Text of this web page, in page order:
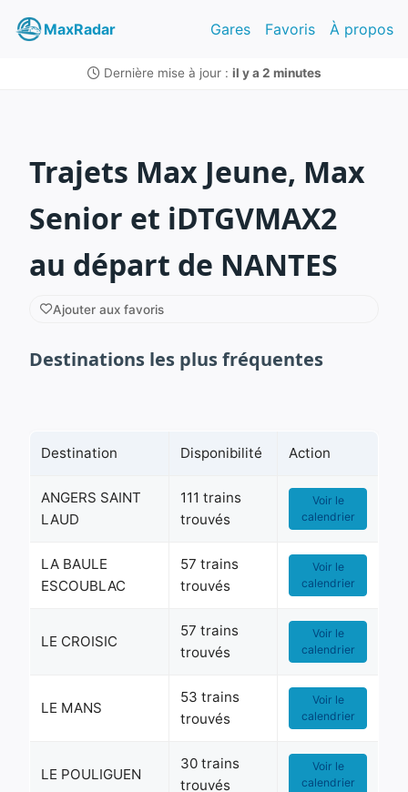
MaxRadar Gares Favoris À propos
Dernière mise à jour : il y a 2 minutes
Trajets Max Jeune, Max
Senior et iDTGVMAX2
au départ de NANTES
Ajouter aux favoris
Destinations les plus fréquentes
Destination Disponibilité Action
ANGERS SAINT
LAUD
111 trains
trouvés
Voir le
calendrier
LA BAULE
ESCOUBLAC
57 trains
trouvés
Voir le
calendrier
LE CROISIC
57 trains
trouvés
Voir le
calendrier
LE MANS
53 trains
trouvés
Voir le
calendrier
LE POULIGUEN
30 trains
trouvés
Voir le
calendrier